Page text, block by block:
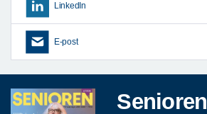
LinkedIn
E-post
Senioren